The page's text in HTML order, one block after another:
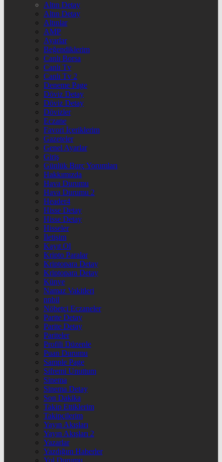
Altın Detay
Altın Detay
Altınlar
AMP
Ayarlar
Beğendiklerim
Canlı Borsa
Canlı Tv
Canlı Tv 2
Deneme Page
Döviz Detay
Döviz Detay
Dövizler
Eczane
Favori İçeriklerim
Gazeteler
Genel Ayarlar
Giriş
Günlük Burç Yorumları
Hakkımızda
Hava Durumu
Hava Durumu 2
Header4
Hisse Detay
Hisse Detay
Hisseler
İletişim
Kayıt Ol
Kripto Paralar
Kriptopara Detay
Kriptopara Detay
Künye
Namaz Vakitleri
nnbil
Nöbetçi Eczaneler
Parite Detay
Parite Detay
Pariteler
Profili Düzenle
Puan Durumu
Sample Page
Şifremi Unuttum
Sinema
Sinema Detay
Son Dakika
Takip Ettiklerim
Takipçilerim
Yayın Akışları
Yayın Akışları 2
Yazarlar
Yazdığım Haberler